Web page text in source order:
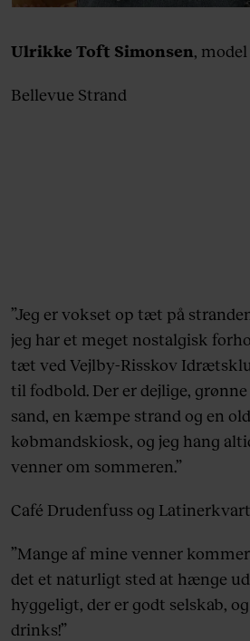
Ulrikke Toft Simonsen, model
Bellevue Strand
”Jeg er vokset op tæt på
jeg har et meget nostalgisk
tæt ved Vejlby-Risskov
til fodbold. Der er dejlige,
sand, en kæmpe strand og en
købmandskiosk, og jeg hang
venner om sommeren.”
Café Drudenfuss og
”Mange af mine venner
det et naturligt sted at hænge
hyggeligt, der er godt selskab,
drinks!”